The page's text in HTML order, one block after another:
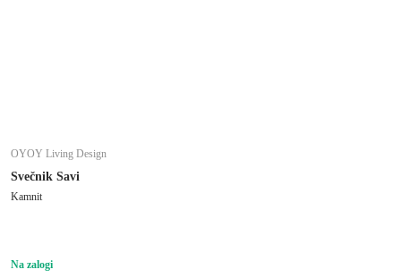
OYOY Living Design
Svečnik Savi
Kamnit
Na zalogi